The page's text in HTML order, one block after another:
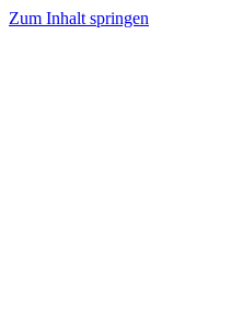
Zum Inhalt springen